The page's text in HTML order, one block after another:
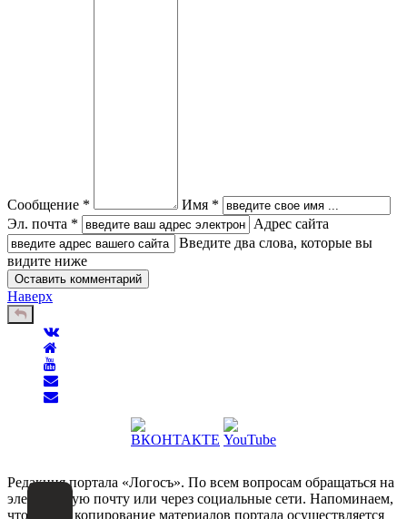
Сообщение *
Имя *
Эл. почта *
Адрес сайта
Введите два слова, которые вы
видите ниже
Наверх
Редакция портала «Логосъ». По всем вопросам обращаться на
электронную почту или через социальные сети. Напоминаем,
что любое копирование материалов портала осуществляется